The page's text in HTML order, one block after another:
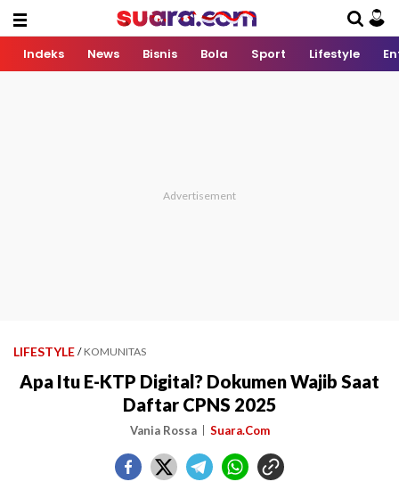
Indeks News Bisnis Bola Sport Lifestyle
LIFESTYLE / KOMUNITAS
Apa Itu E-KTP Digital? Dokumen Wajib Saat
Daftar CPNS 2025
Vania Rossa Suara.Com